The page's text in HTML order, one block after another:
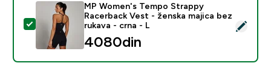
Select this product - MP Women's Tempo Strappy
MP Women's Tempo Strappy
Racerback Vest - ženska majica bez
rukava - crna - L
4080din‎